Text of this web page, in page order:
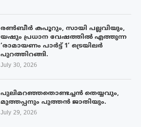
രൺബീർ കപൂറും, സായി പല്ലവിയും,
യഷും പ്രധാന വേഷത്തിൽ എത്തുന്ന
‘രാമായണം പാർട്ട് 1’ ട്രെയിലർ
പുറത്തിറങ്ങി.
July 30, 2026
പുലിമറഞ്ഞതൊണ്ടച്ചൻ തെയ്യവും,
മുത്തപ്പനും പുത്തൻ ജാതിയും.
July 29, 2026